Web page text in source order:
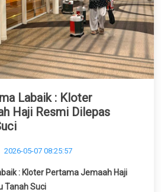
Labaik : Kloter
Haji Resmi Dilepas
2026-05-07 08:25:57
: Kloter Pertama Jemaah Haji
Tanah Suci